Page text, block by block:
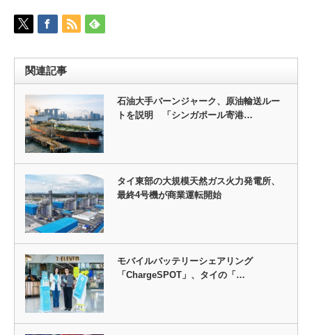
関連記事
石油大手バーンジャーク、原油輸送ルー
トを説明 「シンガポール寄港…
タイ東部の大規模天然ガス火力発電所、
最終4号機が商業運転開始
モバイルバッテリーシェアリング
「ChargeSPOT」、タイの「…